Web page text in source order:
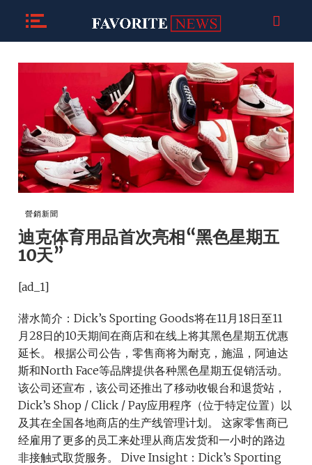
營銷新聞
迪克体育用品首次亮相“黑色星期五
10天”
[ad_1]
潜水简介：Dick’s Sporting Goods将在11月18日至11
月28日的10天期间在商店和在线上将其黑色星期五优惠
延长。 根据公司公告，零售商将为耐克，施温，阿迪达
斯和North Face等品牌提供各种黑色星期五促销活动。
该公司还宣布，该公司还推出了移动收银台和退货站，
Dick’s Shop / Click / Pay应用程序（位于特定位置）以
及其在全​​国各地商店的生产线管理计划。 这家零售商已
经雇用了更多的员工来处理从商店发货和一小时的路边
非接触式取货服务。 Dive Insight：Dick’s Sporting